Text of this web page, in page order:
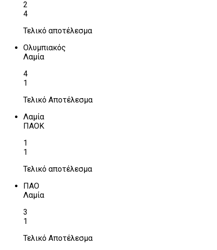
2
4
Τελικό αποτέλεσμα
Ολυμπιακός
Λαμία
4
1
Τελικό Αποτέλεσμα
Λαμία
ΠΑΟΚ
1
1
Τελικό αποτέλεσμα
ΠΑΟ
Λαμία
3
1
Τελικό Αποτέλεσμα